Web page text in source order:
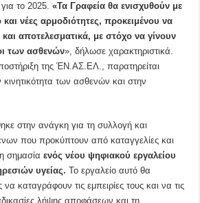
για το 2025.«Τα Γραφεία θα ενισχυθούν με
νέες αρμοδιότητες, προκειμένου να
αποτελεσματικά, με στόχο να γίνουν
των ασθενών», δήλωσε χαρακτηριστικά.
της ΈΝ.ΑΣ.ΕΛ., παρατηρείται
των ασθενών και στην
στην ανάγκη για τη συλλογή και
που προκύπτουν από καταγγελίες και
σημασίαενός νέου ψηφιακού εργαλείου
υγείας. Το εργαλείο αυτό θα
να καταγράφουν τις εμπειρίες τους και να τις
λήψης αποφάσεων και τη